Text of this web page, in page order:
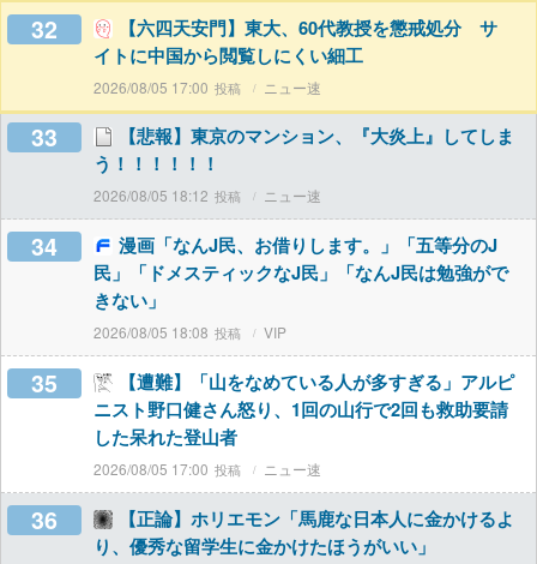
32
【六四天安門】東大、60代教授を懲戒処分 サ
イトに中国から閲覧しにくい細工
2026/08/05 17:00 ニュー速
33
【悲報】東京のマンション、『大炎上』してしま
う！！！！！！
2026/08/05 18:12 ニュー速
34
漫画「なんJ民、お借りします。」「五等分のJ
民」「ドメスティックなJ民」「なんJ民は勉強がで
きない」
2026/08/05 18:08 VIP
35
【遭難】「山をなめている人が多すぎる」アルピ
ニスト野口健さん怒り、1回の山行で2回も救助要請
した呆れた登山者
2026/08/05 17:00 ニュー速
36
【正論】ホリエモン「馬鹿な日本人に金かけるよ
り、優秀な留学生に金かけたほうがいい」